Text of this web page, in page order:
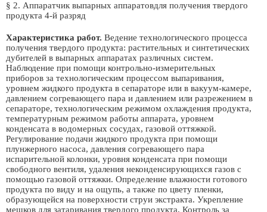
§ 2. Аппаратчик выпарных аппаратовдля получения твердого
продукта 4-й разряд
Характеристика работ. Ведение технологического процесса
получения твердого продукта: растительных и синтетических
дубителей в выпарных аппаратах различных систем.
Наблюдение при помощи контрольно-измерительных
приборов за технологическим процессом выпаривания,
уровнем жидкого продукта в сепараторе или в вакуум-камере,
давлением согревающего пара и давлением или разрежением в
сепараторе, технологическим режимом охлаждения продукта,
температурным режимом работы аппарата, уровнем
конденсата в водомерных сосудах, газовой оттяжкой.
Регулирование подачи жидкого продукта при помощи
плунжерного насоса, давления согревающего пара
испарительной колонки, уровня конденсата при помощи
свободного вентиля, удаления неконденсирующихся газов с
помощью газовой оттяжки. Определение влажности готового
продукта по виду и на ощупь, а также по цвету пленки,
образующейся на поверхности струи экстракта. Укрепление
мешков для затаривания твердого продукта. Контроль за